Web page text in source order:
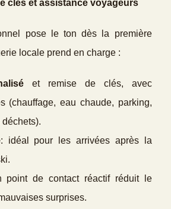
clés et assistance voyageurs
pose le ton dès la première
locale prend en charge :
et remise de clés, avec
(chauffage, eau chaude, parking,
déchets).
: idéal pour les arrivées après la
point de contact réactif réduit le
surprises.